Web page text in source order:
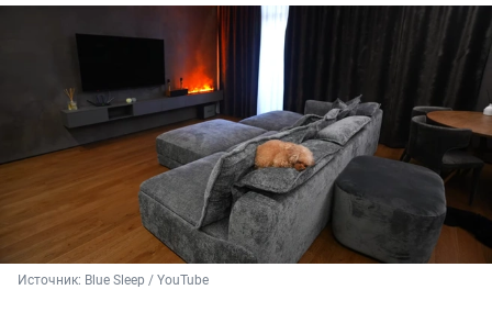
Источник: Blue Sleep / YouTube